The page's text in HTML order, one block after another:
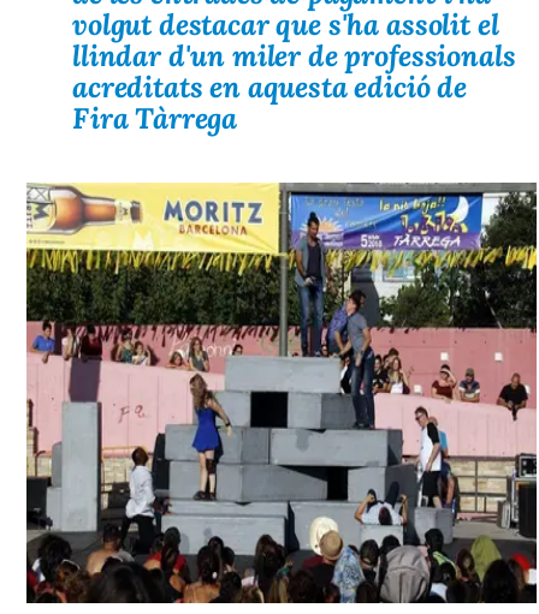
volgut destacar que s'ha assolit el
llindar d'un miler de professionals
acreditats en aquesta edició de
Fira Tàrrega